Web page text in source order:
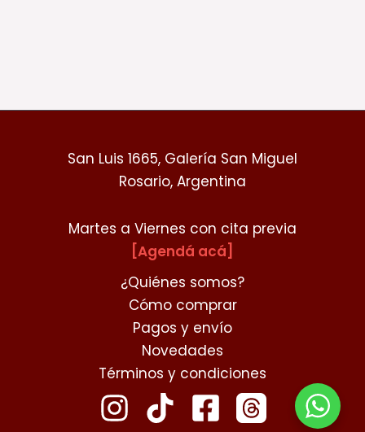
San Luis 1665, Galería San Miguel
Rosario, Argentina
Martes a Viernes con cita previa
[Agendá acá]
¿Quiénes somos?
Cómo comprar
Pagos y envío
Novedades
Términos y condiciones